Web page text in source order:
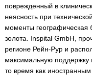
поврежденный в
неясность при
моменты географическая
золота. Inspital GmbH,
регионе Рейн-Рур и
максимальную поддержку
то время как